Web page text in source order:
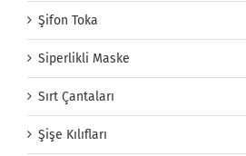
Şifon Toka
Siperlikli Maske
Sırt Çantaları
Şişe Kılıfları